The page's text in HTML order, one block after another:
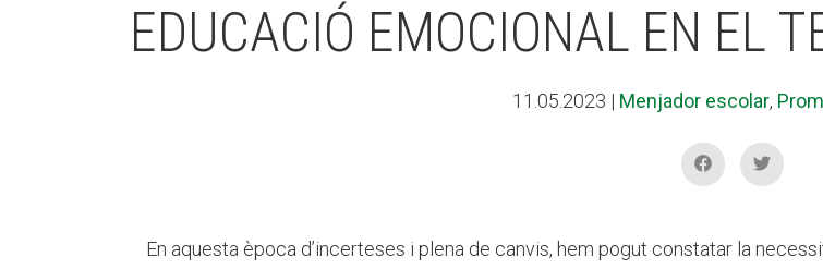
EDUCACIÓ EMOCIONAL EN EL
11.05.2023 | Menjador escolar,
En aquesta època d’incerteses i plena de canvis, hem pogut constatar la